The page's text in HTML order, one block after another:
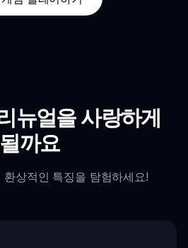
뉴얼을 사랑하게
될까요
상적인 특징을 탐험하세요!